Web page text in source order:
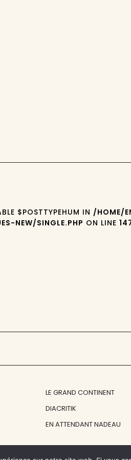
$POSTTYPEHUM IN /HOME/
NEW/SINGLE.PHP ON LINE
LE GRAND CONTINENT
DIACRITIK
EN ATTENDANT NADEAU